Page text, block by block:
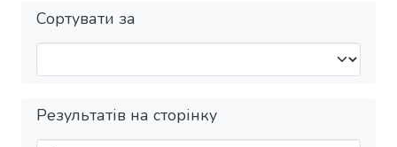
Сортувати за
Результатів на сторінку